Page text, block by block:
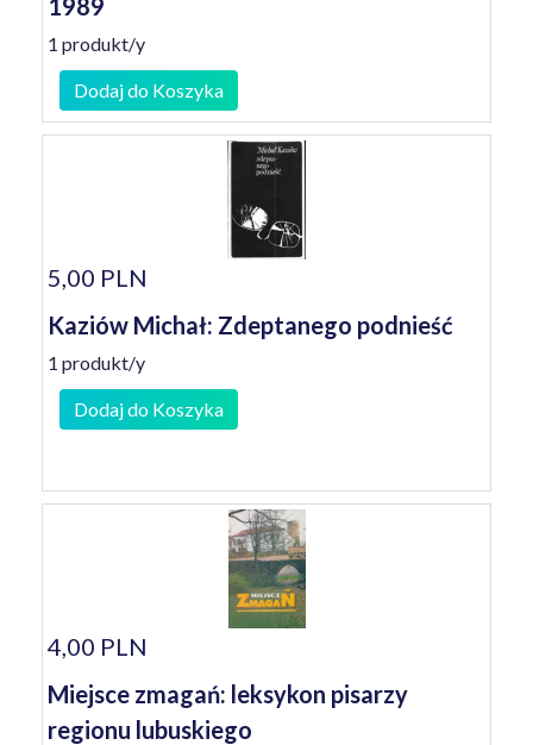
1989
1 produkt/y
Dodaj do Koszyka
5,00 PLN
Kaziów Michał: Zdeptanego podnieść
1 produkt/y
Dodaj do Koszyka
4,00 PLN
Miejsce zmagań: leksykon pisarzy
regionu lubuskiego